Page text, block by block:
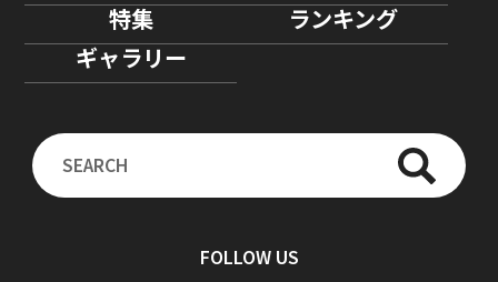
特集
ランキング
ギャラリー
FOLLOW US